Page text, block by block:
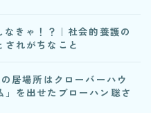
なきゃ！？｜社会的養護の
されがちなこと
居場所はクローバーハウ
」を出せたブローハン聡さ